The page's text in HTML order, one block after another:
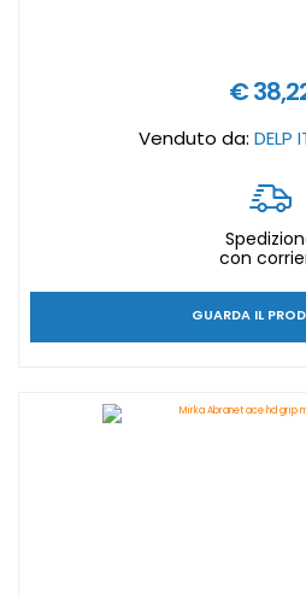
€
Venduto da: DELP
con
GUARDA IL